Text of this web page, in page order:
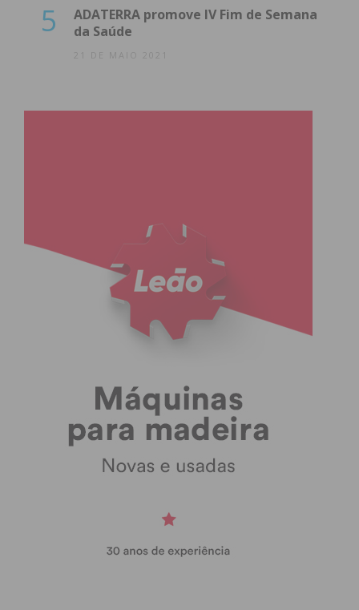
5
ADATERRA promove IV Fim de Semana
da Saúde
21 DE MAIO 2021